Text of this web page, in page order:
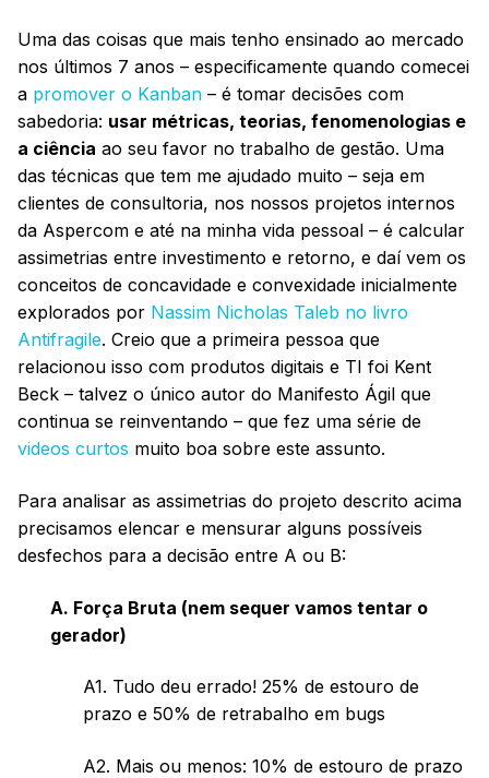
Uma das coisas que mais tenho ensinado ao mercado
nos últimos 7 anos – especificamente quando comecei
a promover o Kanban – é tomar decisões com
sabedoria: usar métricas, teorias, fenomenologias e
a ciência ao seu favor no trabalho de gestão. Uma
das técnicas que tem me ajudado muito – seja em
clientes de consultoria, nos nossos projetos internos
da Aspercom e até na minha vida pessoal – é calcular
assimetrias entre investimento e retorno, e daí vem os
conceitos de concavidade e convexidade inicialmente
explorados por Nassim Nicholas Taleb no livro
Antifragile. Creio que a primeira pessoa que
relacionou isso com produtos digitais e TI foi Kent
Beck – talvez o único autor do Manifesto Ágil que
continua se reinventando – que fez uma série de
videos curtos muito boa sobre este assunto.
Para analisar as assimetrias do projeto descrito acima
precisamos elencar e mensurar alguns possíveis
desfechos para a decisão entre A ou B:
A. Força Bruta (nem sequer vamos tentar o
gerador)
A1. Tudo deu errado! 25% de estouro de
prazo e 50% de retrabalho em bugs
A2. Mais ou menos: 10% de estouro de prazo